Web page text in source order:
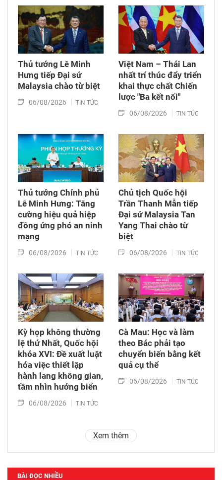
Thủ tướng Lê Minh
Hưng tiếp Đại sứ
Malaysia chào từ biệt
06/08/2026 TIN TỨC
Việt Nam – Thái Lan
nhất trí thúc đẩy triển
khai thực chất Chiến
lược "Ba kết nối"
06/08/2026 TIN TỨC
Thủ tướng Chính phủ
Lê Minh Hưng: Tăng
cường hiệu quả hiệp
đồng ứng phó an ninh
mạng
06/08/2026 TIN TỨC
Chủ tịch Quốc hội
Trần Thanh Mẫn tiếp
Đại sứ Malaysia Tan
Yang Thai chào từ
biệt
06/08/2026 TIN TỨC
Kỳ họp không thường
lệ thứ Nhất, Quốc hội
khóa XVI: Đề xuất luật
hóa việc thiết lập
hành lang không gian,
tầm nhìn hướng biển
06/08/2026 TIN TỨC
Cà Mau: Học và làm
theo Bác phải tạo
chuyển biến bằng kết
quả cụ thể
06/08/2026 TIN TỨC
Xem thêm
BÀI ĐỌC NHIỀU